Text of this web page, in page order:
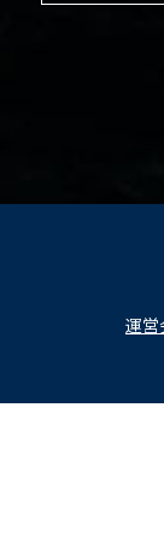
運営